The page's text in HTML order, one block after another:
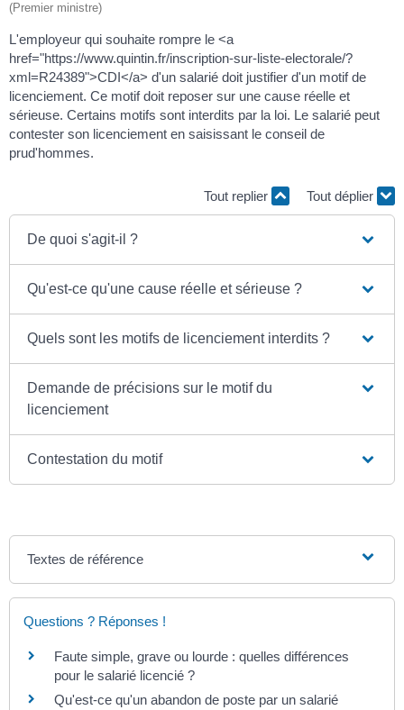
(Premier ministre)
L'employeur qui souhaite rompre le <a
href="https://www.quintin.fr/inscription-sur-liste-electorale/?
xml=R24389">CDI</a> d'un salarié doit justifier d'un motif de
licenciement. Ce motif doit reposer sur une cause réelle et
sérieuse. Certains motifs sont interdits par la loi. Le salarié peut
contester son licenciement en saisissant le conseil de
prud'hommes.
Tout replier Tout déplier
De quoi s'agit-il ?
Qu'est-ce qu'une cause réelle et sérieuse ?
Quels sont les motifs de licenciement interdits ?
Demande de précisions sur le motif du
licenciement
Contestation du motif
Textes de référence
Questions ? Réponses !
Faute simple, grave ou lourde : quelles différences
pour le salarié licencié ?
Qu'est-ce qu'un abandon de poste par un salarié